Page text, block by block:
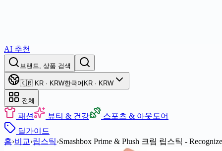
AI 추천
브랜드, 상품 검색
🇰🇷 KR · KRW한국어 KR · KRW
전체
패션 뷰티 & 건강
스포츠 & 아웃도어
딜가이드
홈›비교›립스틱›Smashbox Prime & Plush 크림 립스틱 -